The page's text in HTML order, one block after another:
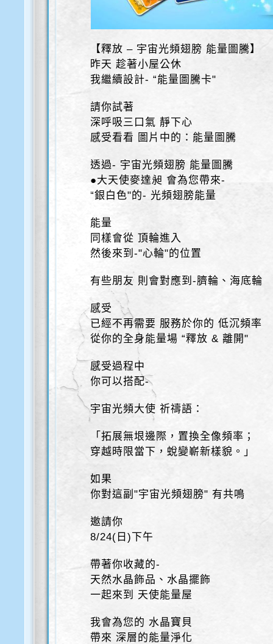
【釋放 – 宇宙光頻翅膀 能量圖騰】
昨天 趁著小屋公休
我繼續設計- “能量圖騰卡"
請你試著
深呼吸三口氣 靜下心
感受看看 圖片中的：能量圖騰
透過- 宇宙光頻翅膀 能量圖騰
●大天使麥達昶 會為您帶來-
“銀白色"的- 光頻翅膀能量
能量
同樣會從 頂輪進入
然後來到-"心輪"的位置
有些朋友 則會對應到-臍輪、海底輪
感受
已經不再需要 服務於你的 低沉頻率
從你的全身能量場 “釋放 & 離開"
感受過程中
你可以搭配-
宇宙光頻大使 祈禱語：
「拓展無垠邊際，置換全像頻率；
穿越時限當下，蛻變嶄新樣貌。」
如果
你對這副"宇宙光頻翅膀" 有共鳴
邀請你
8/24(日)下午
帶著你收藏的-
天然水晶飾品、水晶擺飾
一起來到 天使能量屋
我會為您的 水晶寶貝
帶來 深層的能量淨化